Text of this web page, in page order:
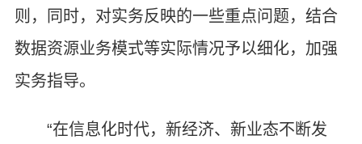
则，同时，对实务反映的一些重点问题，结合
数据资源业务模式等实际情况予以细化，加强
实务指导。
“在信息化时代，新经济、新业态不断发